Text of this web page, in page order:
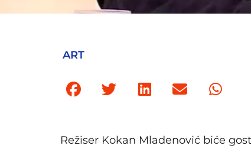
ART
Režiser Kokan Mladenović biće